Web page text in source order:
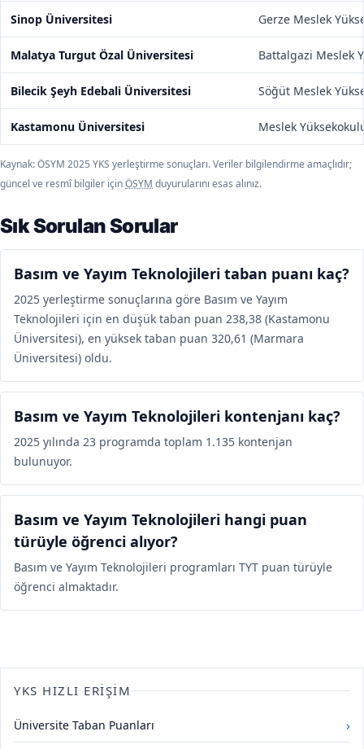
Sinop Üniversitesi Gerze Meslek
Malatya Turgut Özal Üniversitesi Battalgazi Meslek
Bilecik Şeyh Edebali Üniversitesi Söğüt Meslek
Kastamonu Üniversitesi Meslek
Kaynak: ÖSYM 2025 YKS yerleştirme sonuçları. Veriler bilgilendirme amaçlıdır;
güncel ve resmî bilgiler içinÖSYM duyurularını esas alınız.
Sık Sorulan Sorular
Basım ve Yayım Teknolojileri taban puanı kaç?
2025 yerleştirme sonuçlarına göre Basım ve Yayım
Teknolojileri için en düşük taban puan 238,38 (Kastamonu
Üniversitesi), en yüksek taban puan 320,61 (Marmara
Üniversitesi) oldu.
Basım ve Yayım Teknolojileri kontenjanı kaç?
2025 yılında 23 programda toplam 1.135 kontenjan
bulunuyor.
Basım ve Yayım Teknolojileri hangi puan
türüyle öğrenci alıyor?
Basım ve Yayım Teknolojileri programları TYT puan türüyle
öğrenci almaktadır.
YKS HIZLI ERIŞIM
Üniversite Taban Puanları ›